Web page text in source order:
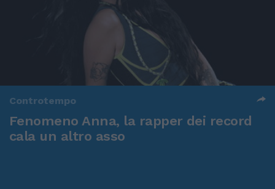
Controtempo
Fenomeno Anna, la rapper dei record
cala un altro asso